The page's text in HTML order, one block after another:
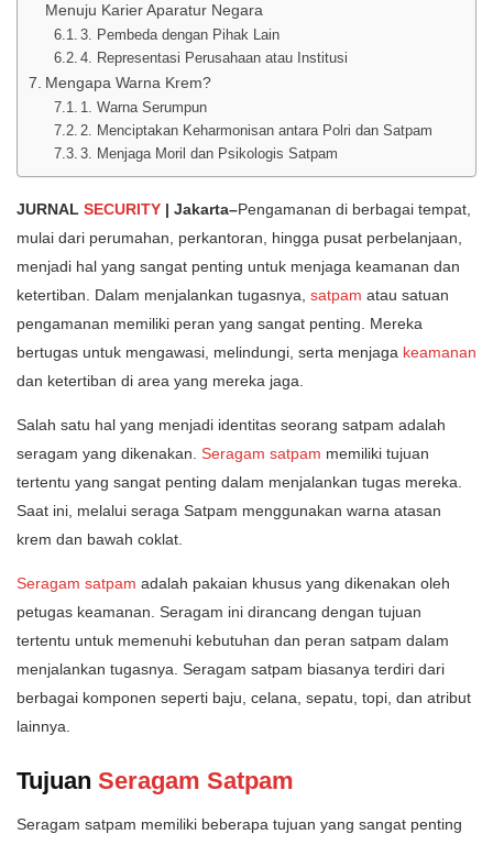
Menuju Karier Aparatur Negara
3. Pembeda dengan Pihak Lain
4. Representasi Perusahaan atau Institusi
Mengapa Warna Krem?
1. Warna Serumpun
2. Menciptakan Keharmonisan antara Polri dan Satpam
3. Menjaga Moril dan Psikologis Satpam
JURNAL SECURITY | Jakarta–Pengamanan di berbagai tempat,
mulai dari perumahan, perkantoran, hingga pusat perbelanjaan,
menjadi hal yang sangat penting untuk menjaga keamanan dan
ketertiban. Dalam menjalankan tugasnya, satpam atau satuan
pengamanan memiliki peran yang sangat penting. Mereka
bertugas untuk mengawasi, melindungi, serta menjaga keamanan
dan ketertiban di area yang mereka jaga.
Salah satu hal yang menjadi identitas seorang satpam adalah
seragam yang dikenakan. Seragam satpam memiliki tujuan
tertentu yang sangat penting dalam menjalankan tugas mereka.
Saat ini, melalui seraga Satpam menggunakan warna atasan
krem dan bawah coklat.
Seragam satpam adalah pakaian khusus yang dikenakan oleh
petugas keamanan. Seragam ini dirancang dengan tujuan
tertentu untuk memenuhi kebutuhan dan peran satpam dalam
menjalankan tugasnya. Seragam satpam biasanya terdiri dari
berbagai komponen seperti baju, celana, sepatu, topi, dan atribut
lainnya.
Tujuan Seragam Satpam
Seragam satpam memiliki beberapa tujuan yang sangat penting